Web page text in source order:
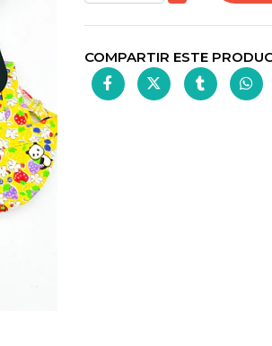
COMPARTIR ESTE